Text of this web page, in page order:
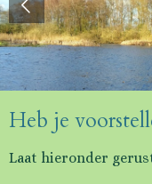
Heb je
Laat hieronder